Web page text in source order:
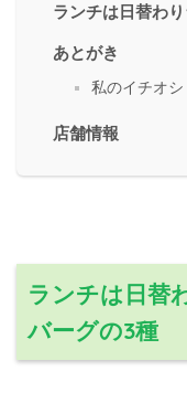
ランチは日替わ
あとがき
私のイチオシ
店舗情報
ランチは日替
バーグの3種